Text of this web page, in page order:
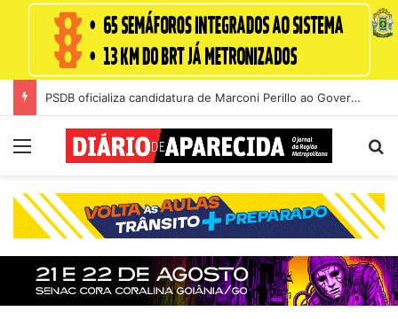
PSDB oficializa candidatura de Marconi Perillo ao Governo de Goiás durante convenção na Alego
Menu